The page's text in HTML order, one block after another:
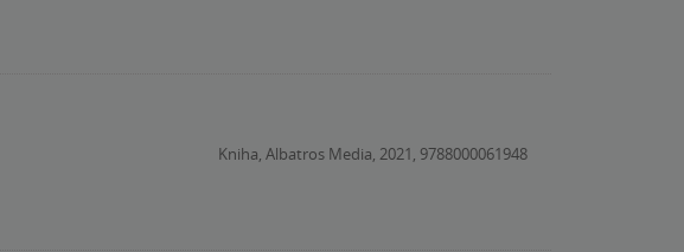
Kniha, Albatros Media, 2021, 9788000061948